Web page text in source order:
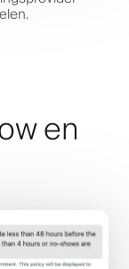
en